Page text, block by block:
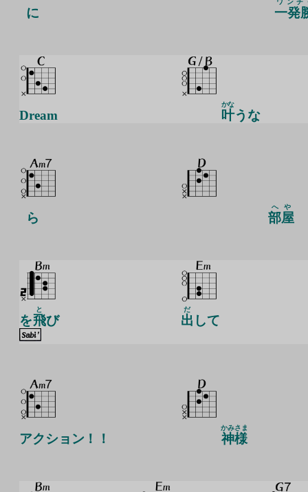
に 一発
ワンチ
Dream 叶
かな
うな
ら 部屋
へや
を飛
と
び 出
だ
して
アクション！！ 神様
かみさま